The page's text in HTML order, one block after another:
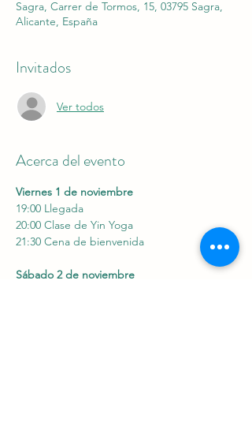
Sagra, Carrer de Tormos, 15, 03795 Sagra,
Alicante, España
Invitados
Ver todos
Acerca del evento
Viernes 1 de noviembre
19:00 Llegada
20:00 Clase de Yin Yoga
21:30 Cena de bienvenida
Sábado 2 de noviembre